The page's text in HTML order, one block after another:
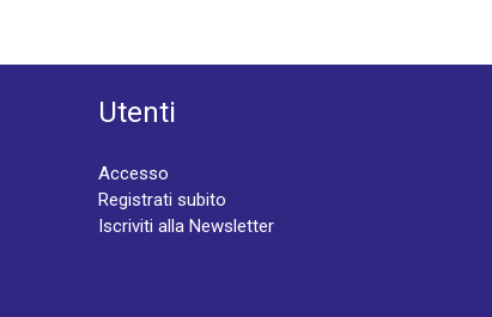
Utenti
Accesso
Registrati subito
Iscriviti alla Newsletter